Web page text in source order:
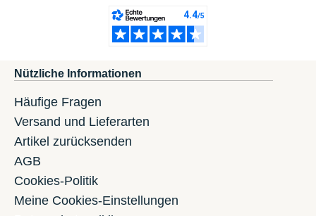
Nützliche Informationen
Häufige Fragen
Versand und Lieferarten
Artikel zurücksenden
AGB
Cookies-Politik
Meine Cookies-Einstellungen